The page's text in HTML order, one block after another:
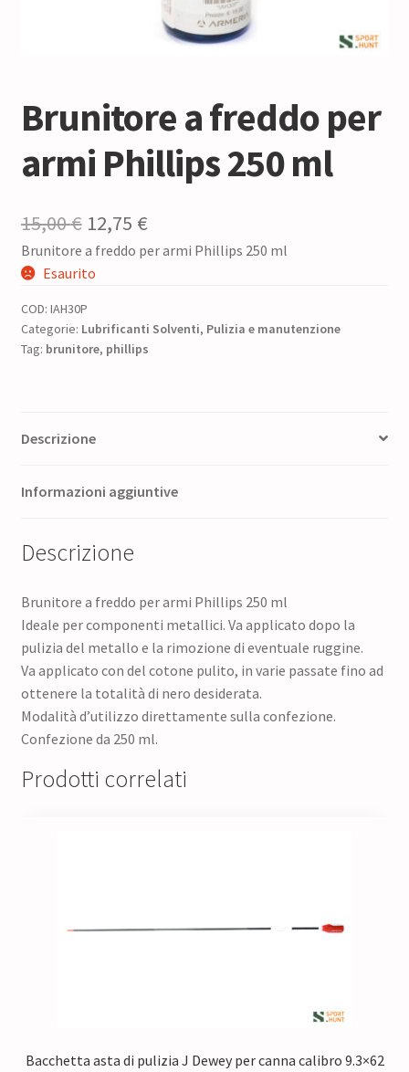
Brunitore a freddo per
armi Phillips 250 ml
15,00€ Il
prezzo
originale
era:
15,00 €.
12,75 €Il
prezzo
è:
12,75 €.
Brunitore a freddo per armi Phillips 250 ml
Esaurito
COD: IAH30P
Categorie: Lubrificanti Solventi, Pulizia e manutenzione
Tag: brunitore, phillips
Descrizione
Informazioni aggiuntive
Descrizione
Brunitore a freddo per armi Phillips 250 ml
Ideale per componenti metallici. Va applicato dopo la
pulizia del metallo e la rimozione di eventuale ruggine.
Va applicato con del cotone pulito, in varie passate fino ad
ottenere la totalità di nero desiderata.
Modalità d’utilizzo direttamente sulla confezione.
Confezione da 250 ml.
Prodotti correlati
Bacchetta asta di pulizia J Dewey per canna calibro 9.3×62